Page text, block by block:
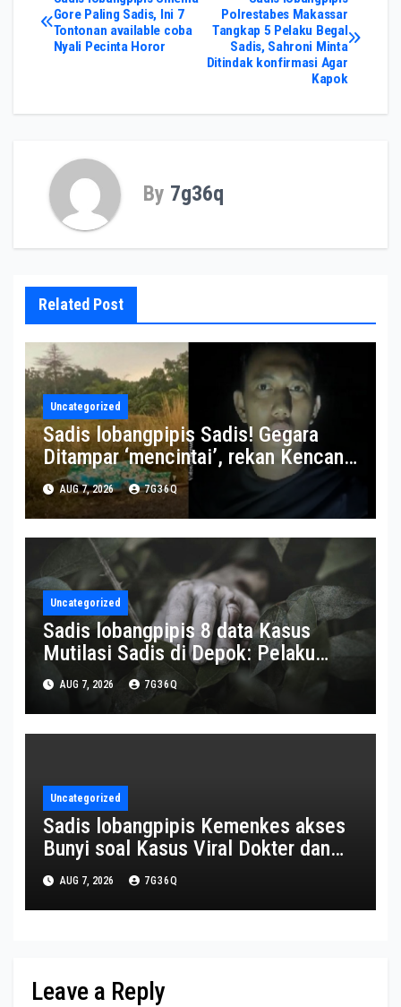
Post
navigation
Polrestabes Makassar
Tangkap 5 Pelaku Begal
Sadis, Sahroni Minta
Ditindak konfirmasi Agar
Kapok
Gore Paling Sadis, Ini 7
Tontonan available coba
Nyali Pecinta Horor
By 7g36q
Related Post
Uncategorized
Sadis lobangpipis Sadis! Gegara
Ditampar ‘mencintai’, rekan Kencan
Sesama Jenis Dibunuh-Dimutilasi
AUG 7, 2026 7G36Q
Uncategorized
Sadis lobangpipis 8 data Kasus
Mutilasi Sadis di Depok: Pelaku
Incar Motor Korban hingga Motif
Terungkap : Okezone News
AUG 7, 2026 7G36Q
Uncategorized
Sadis lobangpipis Kemenkes akses
Bunyi soal Kasus Viral Dokter dan
Nakes Komentar Sadis ke Pasien
BPJS
AUG 7, 2026 7G36Q
Leave a Reply